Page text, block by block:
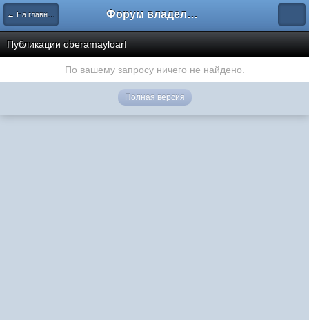
← На главную Форум владельцев интернет-магазинов
Публикации oberamayloarf
По вашему запросу ничего не найдено.
Полная версия